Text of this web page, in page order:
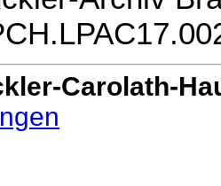
Carolath-